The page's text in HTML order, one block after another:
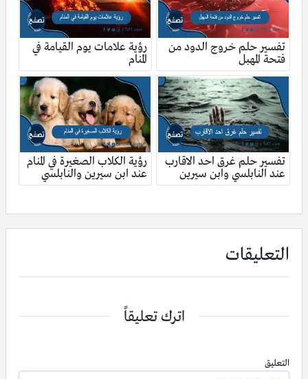
تفسير حلم خروج الدود من
فتحة المهبل
رؤية علامات يوم القيامة في
المنام
تفسير حلم غرق احد الاقارب
عند النابلسي وابن سيرين
رؤية الكلاب الصغيرة في المنام
عند ابن سيرين والنابلسي
التعليقات
اترك تعليقاً
التعليق